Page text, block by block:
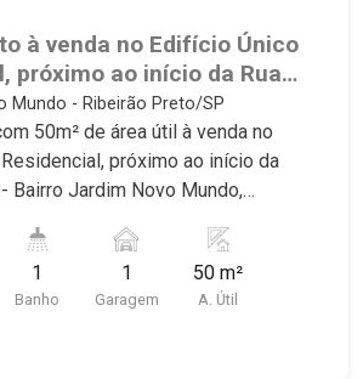
à venda no Edifício Único
próximo ao início da Rua
Preto/SP
Mundo - Ribeirão Preto/SP
50m² de área útil à venda no
próximo ao início da
Bairro Jardim Novo Mundo,
a Martinelli Imobiliária
área útil - 2
social - Sala 2 ambientes -
1
Banho
1
Garagem
50 m²
A. Útil